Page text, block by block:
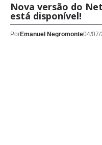
Nova versão do
está disponível!
PorEmanuel Negromonte04/07/